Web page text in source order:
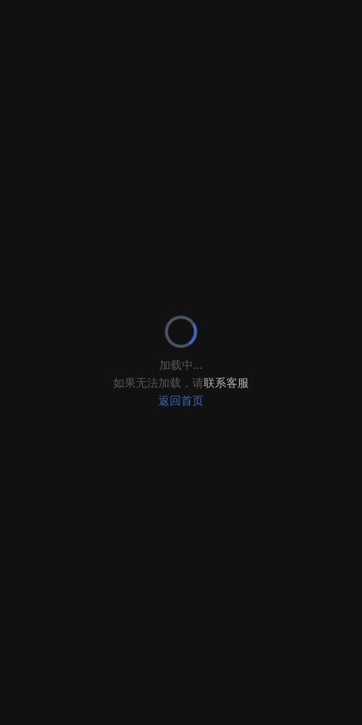
加载中...
如果无法加载，请联系客服
返回首页